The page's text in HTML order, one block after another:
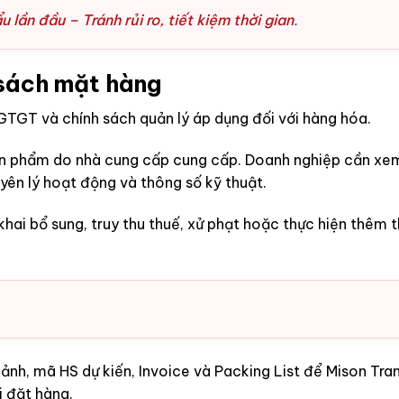
lần đầu – Tránh rủi ro, tiết kiệm thời gian.
mặt hàng
và chính sách quản lý áp dụng đối với hàng hóa.
phẩm do nhà cung cấp cung cấp. Doanh nghiệp cần
lý hoạt động và thông số kỹ thuật.
bổ sung, truy thu thuế, xử phạt hoặc thực hiện thêm
mã HS dự kiến, Invoice và Packing List để Mison
đặt hàng.